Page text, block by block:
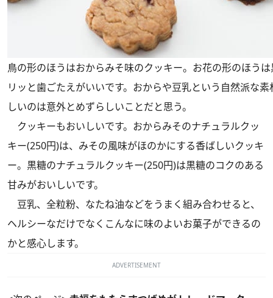
鳥の形のほうはおからみそ味のクッキー。お花の形のほう
リッと歯ごたえがいいです。おからや豆乳という自然派な
しいのは意外とめずらしいことだと思う。
クッキーもおいしいです。おからみそのナチュラルクッ
キー(250円)は、みその風味がほのかにする香ばしいクッキ
ー。黒糖のナチュラルクッキー(250円)は黒糖のコクのある
甘みがおいしいです。
豆乳、全粒粉、なたね油などをうまく組み合わせると、
ヘルシーなだけでなくこんなに味のよいお菓子ができるの
かと感心します。
ADVERTISEMENT